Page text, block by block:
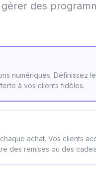
des
numériques. Définissez
à vos clients fidèles.
achat. Vos clients
des remises ou des